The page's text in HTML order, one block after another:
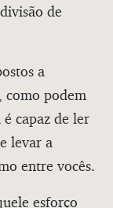
de
a
como podem
capaz de ler
levar a
entre vocês.
esforço